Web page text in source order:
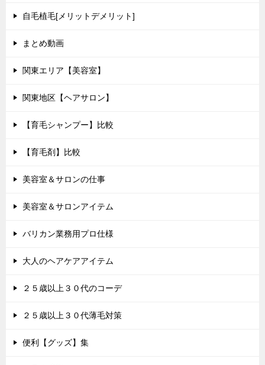
自毛植毛[メリットデメリット]
まとめ動画
関東エリア【美容室】
関東地区【ヘアサロン】
【育毛シャンプー】比較
【育毛剤】比較
美容室＆サロンの仕事
美容室＆サロンアイテム
バリカン業務用プロ仕様
大人のヘアケアアイテム
２５歳以上３０代のコーデ
２５歳以上３０代薄毛対策
便利【グッズ】集